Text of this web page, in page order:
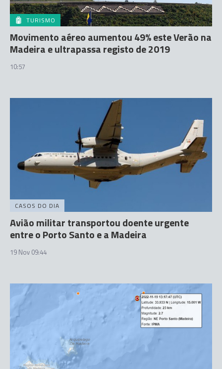
TURISMO
Movimento aéreo aumentou 49% este Verão na
Madeira e ultrapassa registo de 2019
10:57
CASOS DO DIA
Avião militar transportou doente urgente
entre o Porto Santo e a Madeira
19 Nov 09:44